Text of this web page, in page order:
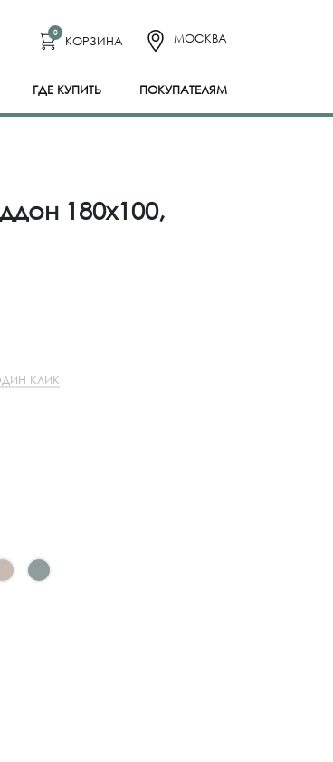
0
КОРЗИНА МОСКВА
ГДЕ КУПИТЬ ПОКУПАТЕЛЯМ
180x100,
клик